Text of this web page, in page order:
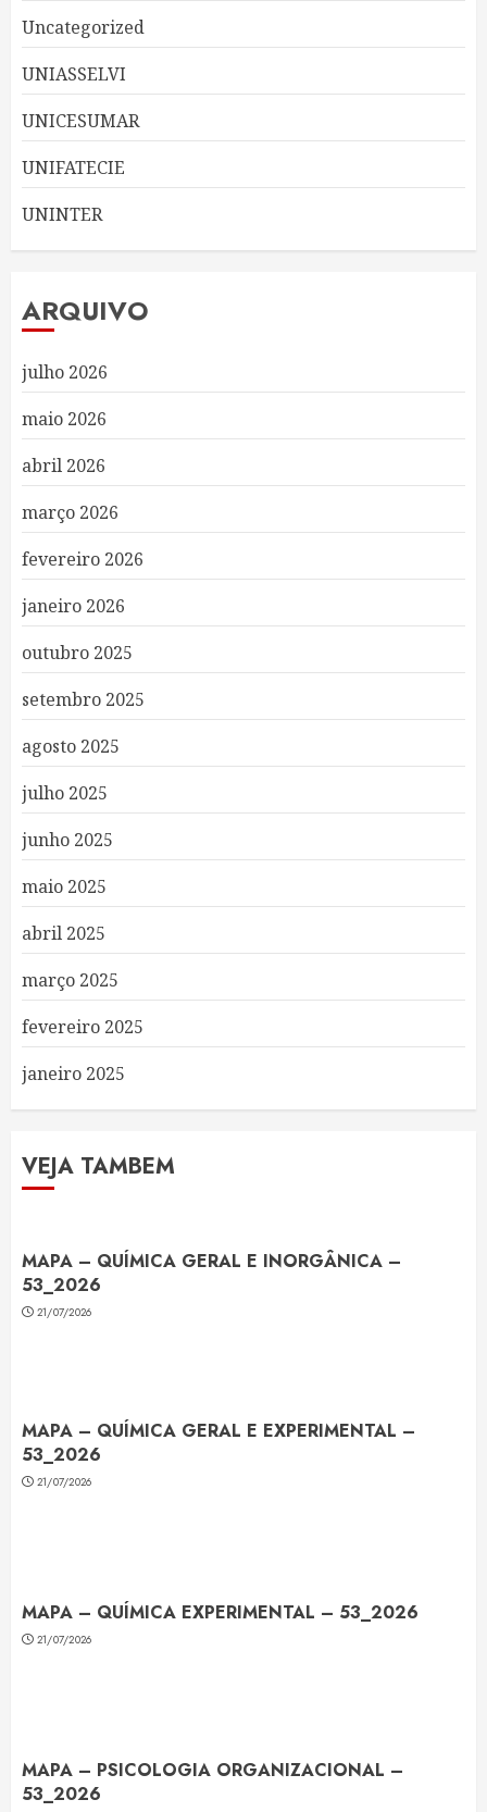
Uncategorized
UNIASSELVI
UNICESUMAR
UNIFATECIE
UNINTER
ARQUIVO
julho 2026
maio 2026
abril 2026
março 2026
fevereiro 2026
janeiro 2026
outubro 2025
setembro 2025
agosto 2025
julho 2025
junho 2025
maio 2025
abril 2025
março 2025
fevereiro 2025
janeiro 2025
VEJA TAMBEM
MAPA – QUÍMICA GERAL E INORGÂNICA –
53_2026
21/07/2026
MAPA – QUÍMICA GERAL E EXPERIMENTAL –
53_2026
21/07/2026
MAPA – QUÍMICA EXPERIMENTAL – 53_2026
21/07/2026
MAPA – PSICOLOGIA ORGANIZACIONAL –
53_2026